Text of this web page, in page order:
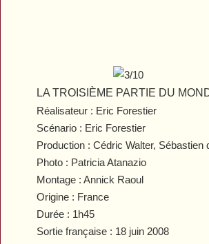
LA TROISIÈME PARTIE DU
Réalisateur : Eric Forestier
Scénario : Eric Forestier
Production : Cédric Walter,
Photo : Patricia Atanazio
Montage : Annick Raoul
Origine : France
Durée : 1h45
Sortie française : 18 juin 2008